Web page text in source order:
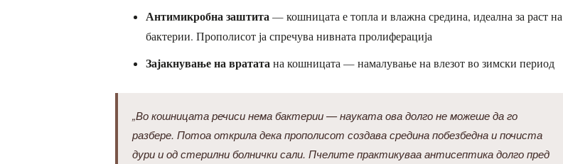
Антимикробна заштита— кошницата е топла и влажна средина, идеална за раст на
бактерии. Прополисот ја спречува нивната пролиферација
Зајакнување на врататана кошницата — намалување на влезот во зимски период
„Во кошницата речиси нема бактерии — науката ова долго не можеше да го
разбере. Потоа открила дека прополисот создава средина побезбедна и почиста
дури и од стерилни болнички сали. Пчелите практикуваа антисептика долго пред